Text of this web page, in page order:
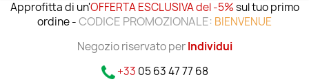
Approfitta di un'OFFERTA ESCLUSIVA del -5%sul tuo primo
ordine -CODICE PROMOZIONALE: BIENVENUE
Negozio riservato perIndividui
+33 05 63 47 77 68